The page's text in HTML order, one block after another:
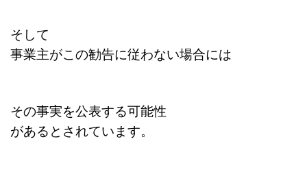
そして
事業主がこの勧告に従わない場合には
その事実を公表する可能性
があるとされています。